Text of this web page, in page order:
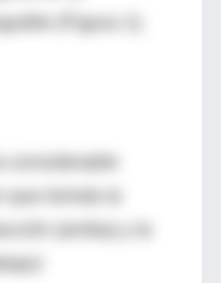
(Figura 1).
considerable
que brinda la
(arriba) y la